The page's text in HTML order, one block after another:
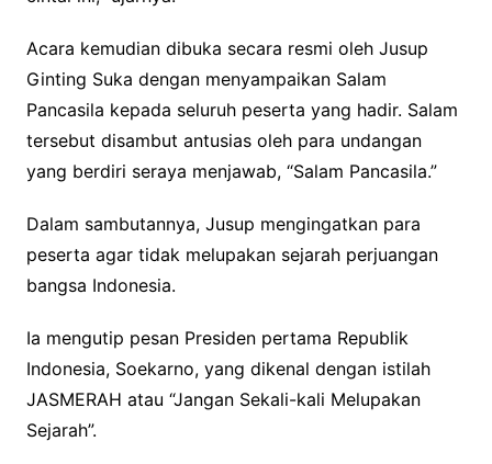
Acara kemudian dibuka secara resmi oleh Jusup
Ginting Suka dengan menyampaikan Salam
Pancasila kepada seluruh peserta yang hadir. Salam
tersebut disambut antusias oleh para undangan
yang berdiri seraya menjawab, “Salam Pancasila.”
Dalam sambutannya, Jusup mengingatkan para
peserta agar tidak melupakan sejarah perjuangan
bangsa Indonesia.
Ia mengutip pesan Presiden pertama Republik
Indonesia, Soekarno, yang dikenal dengan istilah
JASMERAH atau “Jangan Sekali-kali Melupakan
Sejarah”.